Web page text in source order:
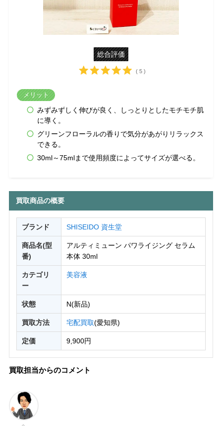
総合評価
( 5 )
メリット
みずみずしく伸びが良く、しっとりとしたモチモチ肌
に導く。
グリーンフローラルの香りで気分があがりリラックス
できる。
30ml～75mlまで使用頻度によってサイズが選べる。
買取商品の概要
ブランド SHISEIDO 資生堂
商品名(型
番)
アルティミューン パワライジング セラム
本体 30ml
カテゴリ
ー
美容液
状態 N(新品)
買取方法 宅配買取(愛知県)
定価 9,900円
買取担当からのコメント